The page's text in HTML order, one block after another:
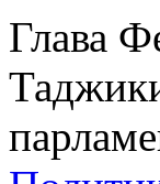
Глава